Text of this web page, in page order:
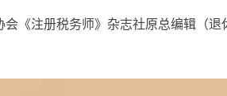
《注册税务师》杂志社原总编辑（